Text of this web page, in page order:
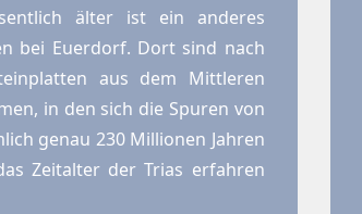
älter ist ein anderes
bei Euerdorf. Dort sind nach
aus dem Mittleren
in den sich die Spuren von
genau 230 Millionen Jahren
Zeitalter der Trias erfahren